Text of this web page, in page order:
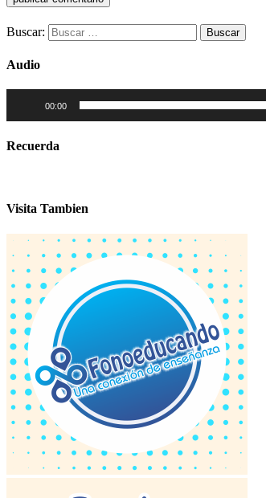
Buscar:
Audio
audio
00:00
Recuerda
Visita Tambien